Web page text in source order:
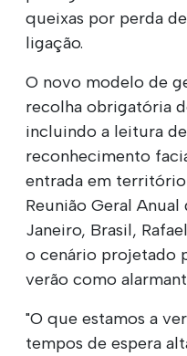
queixas por perda
ligação.
O novo modelo de
recolha obrigatória
incluindo a leitura
reconhecimento
entrada em
Reunião Geral Anual
Janeiro, Brasil,
o cenário projetado
verão como
"O que estamos a
tempos de espera